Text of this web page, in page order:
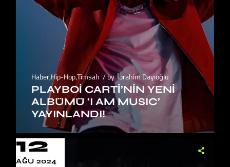
Haber,Hip-Hop,Timsah by İbrahim Dayıoğlu
PLAYBOI CARTI’NIN YENI
ALBÜMÜ ‘I AM MUSIC’
YAYINLANDI!
12
AĞU 2024